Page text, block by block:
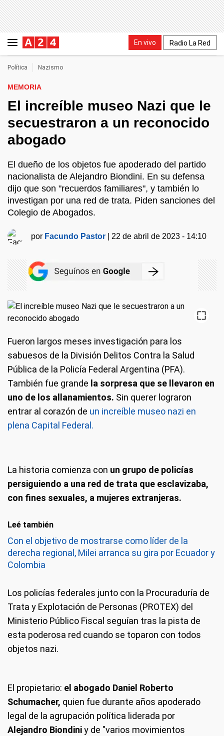
En vivo Radio La Red
Política Nazismo
MEMORIA
El increíble museo Nazi que le
secuestraron a un reconocido
abogado
El dueño de los objetos fue apoderado del partido
nacionalista de Alejandro Biondini. En su defensa
dijo que son "recuerdos familiares", y también lo
investigan por una red de trata. Piden sanciones del
Colegio de Abogados.
por Facundo Pastor 22 de abril de 2023 - 14:10
Fueron largos meses investigación para los
sabuesos de la División Delitos Contra la Salud
Pública de la Policía Federal Argentina (PFA).
También fue grande la sorpresa que se llevaron en
uno de los allanamientos. Sin querer lograron
entrar al corazón de un increíble museo nazi en
plena Capital Federal.
La historia comienza con un grupo de policías
persiguiendo a una red de trata que esclavizaba,
con fines sexuales, a mujeres extranjeras.
Leé también
Con el objetivo de mostrarse como líder de la
derecha regional, Milei arranca su gira por Ecuador y
Colombia
Los policías federales junto con la Procuraduría de
Trata y Explotación de Personas (PROTEX) del
Ministerio Público Fiscal seguían tras la pista de
esta poderosa red cuando se toparon con todos
objetos nazi.
El propietario: el abogado Daniel Roberto
Schumacher, quien fue durante años apoderado
legal de la agrupación política liderada por
Alejandro Biondiniy de "varios movimientos